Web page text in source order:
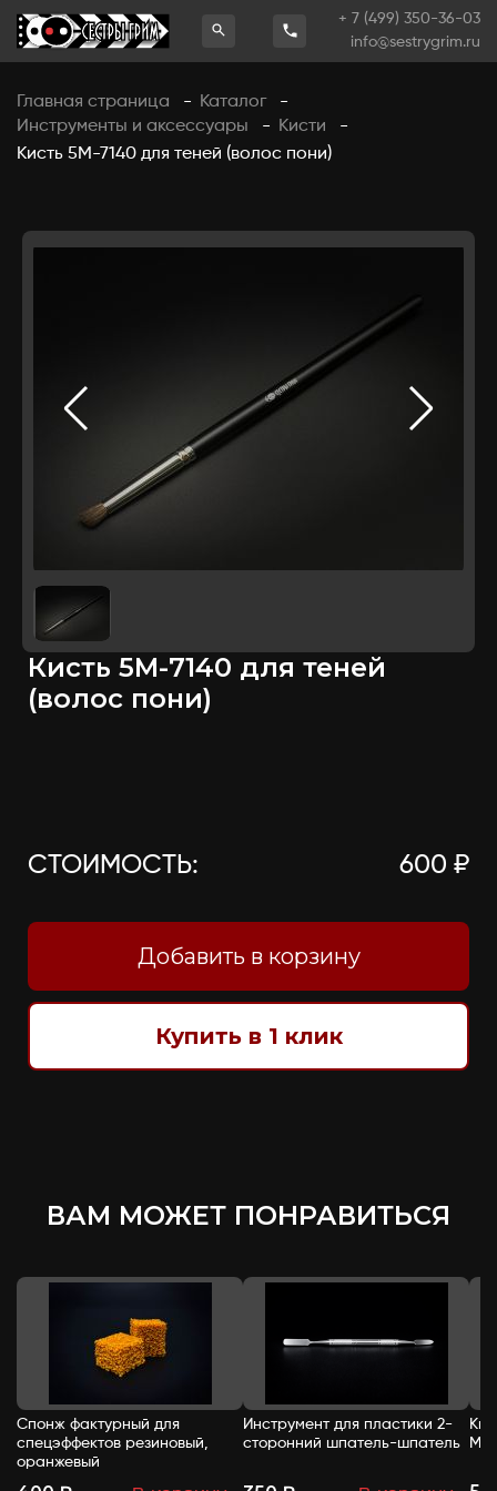
+ 7 (499) 350-36-03
info@sestrygrim.ru
Главная страница - Каталог
-
Инструменты и аксессуары
- Кисти
-
Кисть 5М-7140 для теней (волос пони)
Кисть 5М-7140 для теней
(волос пони)
СТОИМОСТЬ: 600 ₽
Добавить в корзину
Купить в 1 клик
ВАМ МОЖЕТ ПОНРАВИТЬСЯ
Спонж фактурный для
спецэффектов резиновый,
оранжевый
Инструмент для пластики 2-
сторонний шпатель-шпатель